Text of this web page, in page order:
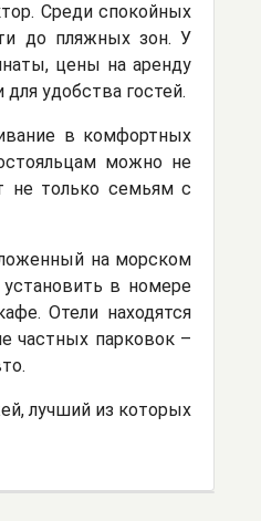
Среди спокойных
до пляжных зон. У
цены на аренду
удобства гостей.
в комфортных
можно не
не только семьям с
на морском
в номере
Отели находятся
частных парковок –
лучший из которых